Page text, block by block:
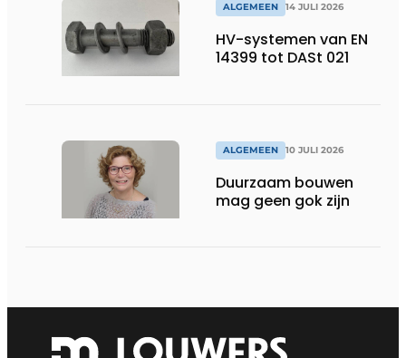
ALGEMEEN 14 JULI 2026
HV-systemen van EN
14399 tot DASt 021
ALGEMEEN 10 JULI 2026
Duurzaam bouwen
mag geen gok zijn